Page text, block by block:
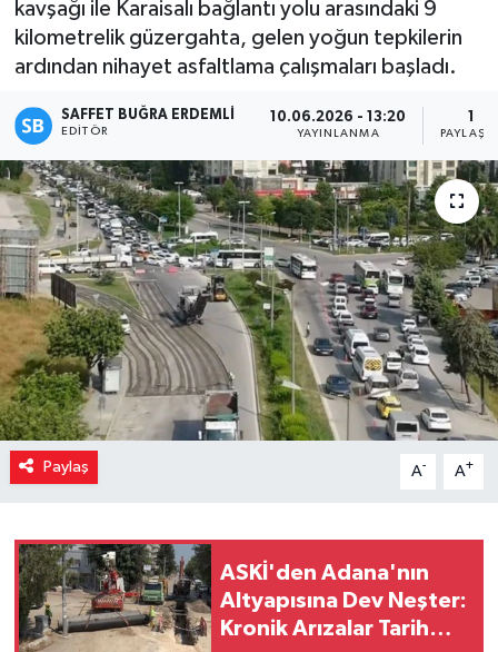
kavşağı ile Karaisalı bağlantı yolu arasındaki 9
kilometrelik güzergahta, gelen yoğun tepkilerin
ardından nihayet asfaltlama çalışmaları başladı.
SAFFET BUĞRA ERDEMLI
EDITÖR
10.06.2026 - 13:20
YAYINLANMA
Paylaş A- A+
ASKİ'den Adana'nın
Altyapısına Dev Neşter:
Kronik Arızalar Tarih